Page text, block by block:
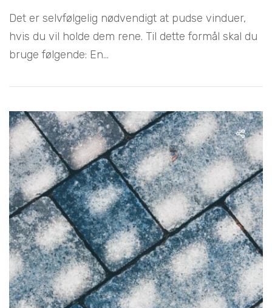
Det er selvfølgelig nødvendigt at pudse vinduer,
hvis du vil holde dem rene. Til dette formål skal du
bruge følgende: En...